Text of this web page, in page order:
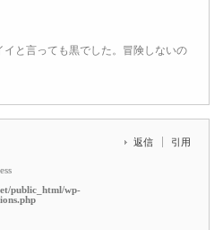
イと言っても黒でした。冒険しないの
public_html/wp-
返信 引用